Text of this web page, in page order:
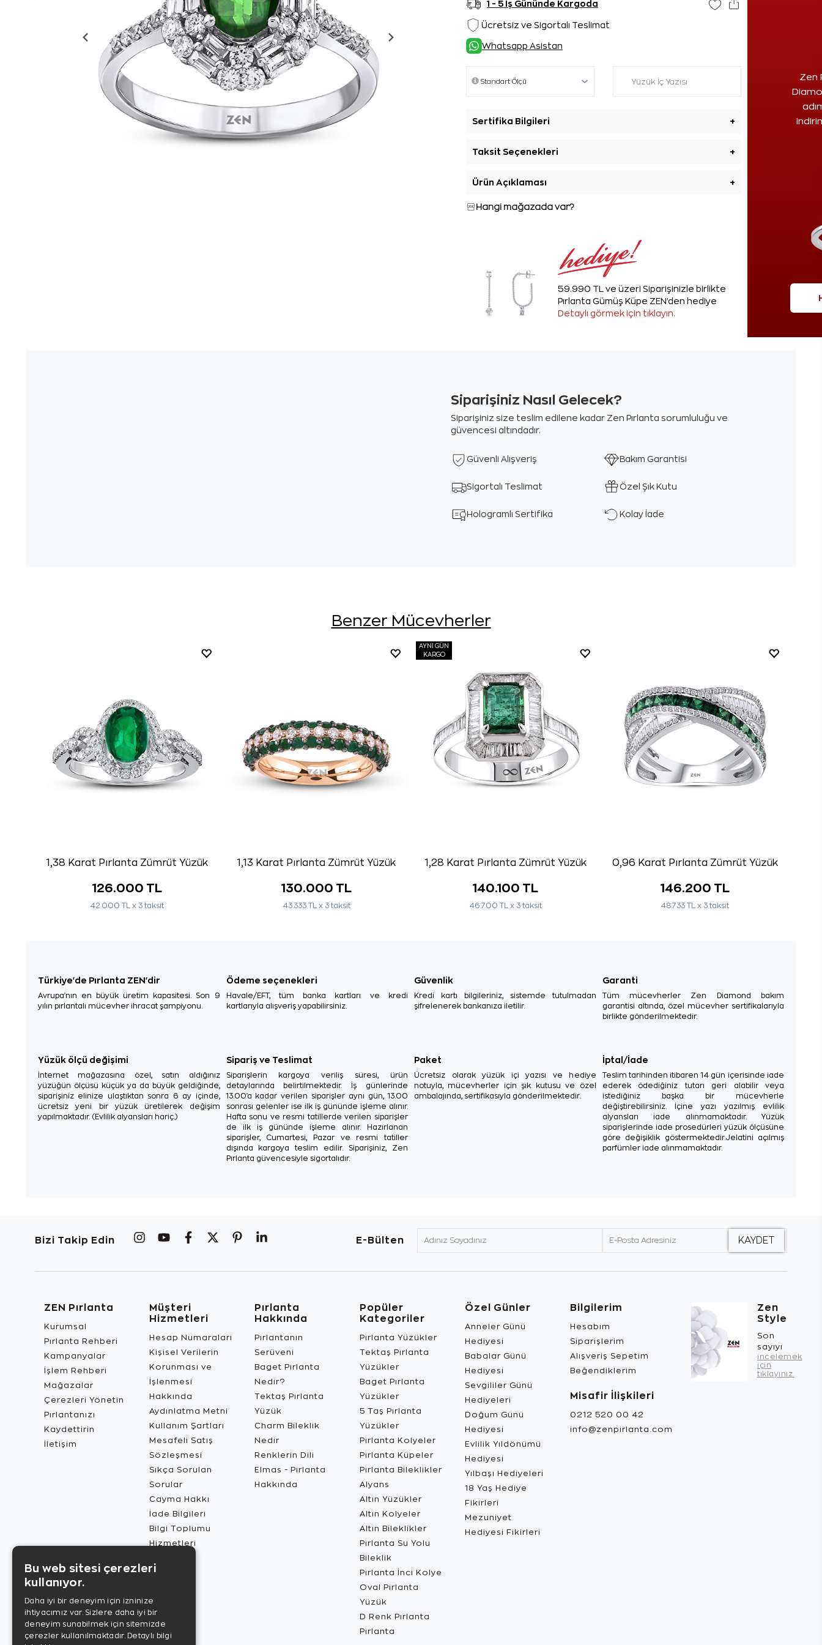
Zen
1 - 5 İş Gününde Kargoda
Ücretsiz ve Sigortalı Teslimat
Whatsapp Asistan
Sertifika Bilgileri +
Taksit Seçenekleri +
Ürün Açıklaması +
Hangi mağazada var?
59.990 TL ve üzeri Siparişinizle birlikte
Pırlanta Gümüş Küpe ZEN'den hediye
Detaylı görmek için tıklayın.
Siparişiniz Nasıl Gelecek?
Siparişiniz size teslim edilene kadar Zen Pırlanta sorumluluğu ve
güvencesi altındadır.
Güvenli Alışveriş Bakım Garantisi
Sigortalı Teslimat Özel Şık Kutu
Hologramlı Sertifika Kolay İade
Benzer Mücevherler
1,38 Karat Pırlanta Zümrüt Yüzük
126.000 TL
42.000 TL x 3 taksit
1,13 Karat Pırlanta Zümrüt Yüzük
130.000 TL
43.333 TL x 3 taksit
AYNI GÜN
KARGO
1,28 Karat Pırlanta Zümrüt Yüzük
140.100 TL
46.700 TL x 3 taksit
0,96 Karat Pırlanta Zümrüt Yüzük
146.200 TL
48.733 TL x 3 taksit
Türkiye'de Pırlanta ZEN'dir
Avrupa'nın en büyük üretim kapasitesi. Son 9
yılın pırlantalı mücevher ihracat şampiyonu.
Ödeme seçenekleri
Havale/EFT, tüm banka kartları ve kredi
kartlarıyla alışveriş yapabilirsiniz.
Güvenlik
Kredi kartı bilgileriniz, sistemde tutulmadan
şifrelenerek bankanıza iletilir.
Garanti
Tüm mücevherler Zen Diamond bakım
garantisi altında, özel mücevher sertifikalarıyla
birlikte gönderilmektedir.
Yüzük ölçü değişimi
İnternet mağazasına özel, satın aldığınız
yüzüğün ölçüsü küçük ya da büyük geldiğinde,
siparişiniz elinize ulaştıktan sonra 6 ay içinde,
ücretsiz yeni bir yüzük üretilerek değişim
yapılmaktadır. (Evlilik alyansları hariç.)
Sipariş ve Teslimat
Siparişlerin kargoya veriliş süresi, ürün
detaylarında belirtilmektedir. İş günlerinde
13.00'a kadar verilen siparişler aynı gün, 13.00
sonrası gelenler ise ilk iş gününde işleme alınır.
Hafta sonu ve resmi tatillerde verilen siparişler
de ilk iş gününde işleme alınır. Hazırlanan
siparişler, Cumartesi, Pazar ve resmi tatiller
dışında kargoya teslim edilir. Siparişiniz, Zen
Pırlanta güvencesiyle sigortalıdır.
Paket
Ücretsiz olarak yüzük içi yazısı ve hediye
notuyla, mücevherler için şık kutusu ve özel
ambalajında, sertifikasıyla gönderilmektedir.
İptal/İade
Teslim tarihinden itibaren 14 gün içerisinde iade
ederek ödediğiniz tutarı geri alabilir veya
istediğiniz başka bir mücevherle
değiştirebilirsiniz. İçine yazı yazılmış evlilik
alyansları iade alınmamaktadır. Yüzük
siparişlerinde iade prosedürleri yüzük ölçüsüne
göre değişiklik göstermektedir.Jelatini açılmış
parfümler iade alınmamaktadır.
Bizi Takip Edin E-Bülten
ZEN Pırlanta
Kurumsal
Pırlanta Rehberi
Kampanyalar
İşlem Rehberi
Mağazalar
Çerezleri Yönetin
Pırlantanızı
Kaydettirin
İletişim
Müşteri
Hizmetleri
Hesap Numaraları
Kişisel Verilerin
Korunması ve
İşlenmesi
Hakkında
Aydınlatma Metni
Kullanım Şartları
Mesafeli Satış
Sözleşmesi
Sıkça Sorulan
Sorular
Cayma Hakkı
İade Bilgileri
Bilgi Toplumu
Hizmetleri
Pırlanta
Hakkında
Pırlantanın
Serüveni
Baget Pırlanta
Nedir?
Tektaş Pırlanta
Yüzük
Charm Bileklik
Nedir
Renklerin Dili
Elmas - Pırlanta
Hakkında
Popüler
Kategoriler
Pırlanta Yüzükler
Tektaş Pırlanta
Yüzükler
Baget Pırlanta
Yüzükler
5 Taş Pırlanta
Yüzükler
Pırlanta Kolyeler
Pırlanta Küpeler
Pırlanta Bileklikler
Alyans
Altın Yüzükler
Altın Kolyeler
Altın Bileklikler
Pırlanta Su Yolu
Bileklik
Pırlanta İnci Kolye
Oval Pırlanta
Yüzük
D Renk Pırlanta
Pırlanta
Özel Günler
Anneler Günü
Hediyesi
Babalar Günü
Hediyesi
Sevgililer Günü
Hediyeleri
Doğum Günü
Hediyesi
Evlilik Yıldönümü
Hediyesi
Yılbaşı Hediyeleri
18 Yaş Hediye
Fikirleri
Mezuniyet
Hediyesi Fikirleri
Bilgilerim
Hesabım
Siparişlerim
Alışveriş Sepetim
Beğendiklerim
Misafir İlişkileri
0212 520 00 42
info@zenpirlanta.com
Zen
Style
Son
sayıyı
incelemek
için
tıklayınız.
Bu web sitesi çerezleri
kullanıyor.
Daha iyi bir deneyim için izninize
ihtiyacımız var. Sizlere daha iyi bir
deneyim sunabilmek için sitemizde
çerezler kullanılmaktadır. Detaylı bilgi